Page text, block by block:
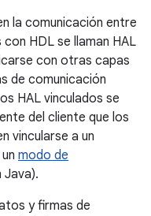
la comunicación entre
HDL se llaman HAL
con otras capas
de comunicación
HAL vinculados se
del cliente que los
vincularse a un
modo de
y firmas de